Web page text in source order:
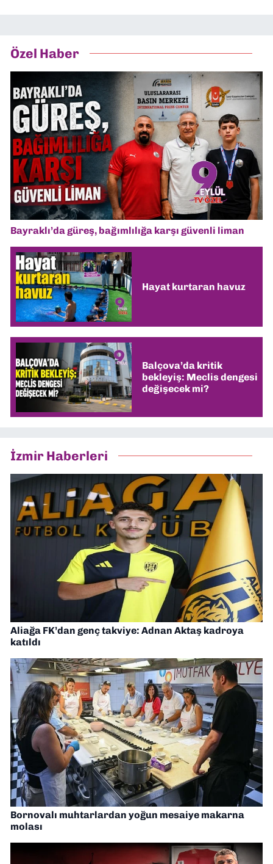
Özel Haber
Bayraklı’da güreş, bağımlılığa karşı güvenli liman
Hayat kurtaran havuz
Balçova’da kritik
bekleyiş: Meclis dengesi
değişecek mi?
İzmir Haberleri
Aliağa FK’dan genç takviye: Adnan Aktaş kadroya
katıldı
Bornovalı muhtarlardan yoğun mesaiye makarna
molası